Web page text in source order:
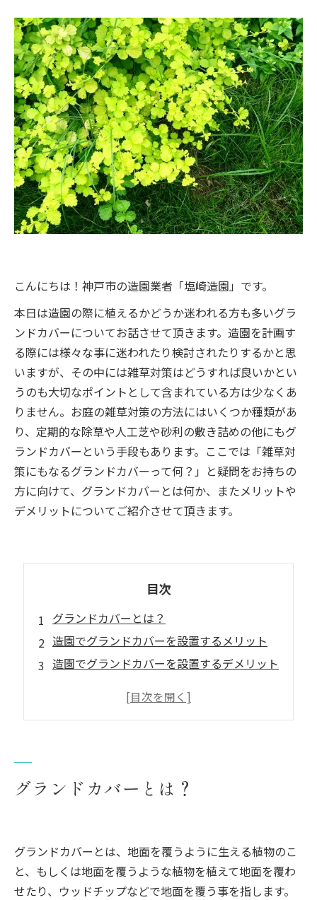
こんにちは！神戸市の造園業者「塩崎造園」です。
本日は造園の際に植えるかどうか迷われる方も多いグラ
ンドカバーについてお話させて頂きます。造園を計画す
る際には様々な事に迷われたり検討されたりするかと思
いますが、その中には雑草対策はどうすれば良いかとい
うのも大切なポイントとして含まれている方は少なくあ
りません。お庭の雑草対策の方法にはいくつか種類があ
り、定期的な除草や人工芝や砂利の敷き詰めの他にもグ
ランドカバーという手段もあります。ここでは「雑草対
策にもなるグランドカバーって何？」と疑問をお持ちの
方に向けて、グランドカバーとは何か、またメリットや
デメリットについてご紹介させて頂きます。
目次
グランドカバーとは？
造園でグランドカバーを設置するメリット
造園でグランドカバーを設置するデメリット
グランドカバーの施工も「塩崎造園」まで
グランドカバーとは？
グランドカバーとは、地面を覆うように生える植物のこ
と、もしくは地面を覆うような植物を植えて地面を覆わ
せたり、ウッドチップなどで地面を覆う事を指します。